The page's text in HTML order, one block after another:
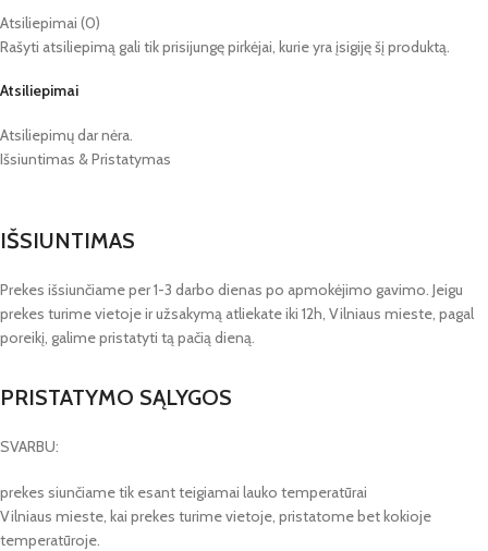
Atsiliepimai (0)
Atsiliepimai
Atsiliepimų dar nėra.
Rašyti atsiliepimą gali tik prisijungę pirkėjai, kurie yra įsigiję šį produktą.
Išsiuntimas & Pristatymas
IŠSIUNTIMAS
Prekes išsiunčiame per 1-3 darbo dienas po apmokėjimo gavimo. Jeigu
prekes turime vietoje ir užsakymą atliekate iki 12h, Vilniaus mieste, pagal
poreikį, galime pristatyti tą pačią dieną.
PRISTATYMO SĄLYGOS
SVARBU:
prekes siunčiame tik esant teigiamai lauko temperatūrai
Vilniaus mieste, kai prekes turime vietoje, pristatome bet kokioje
temperatūroje.